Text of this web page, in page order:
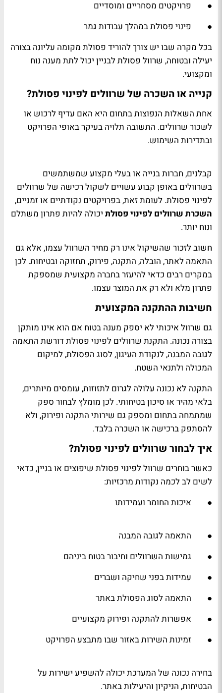
● פרויקטים מסחריים ומוסדיים
● פינוי פסולת במהלך עבודות גמר
בכל מקרה שבו יש צורך להוריד פסולת מקומה עליונה בצורה
יעילה ובטוחה, שרוול פסולת לבניין יכול לתת מענה נוח
ומקצועי.
קנייה או השכרה של שרוולים לפינוי פסולת?
אחת השאלות הנפוצות בתחום היא האם עדיף לרכוש או
לשכור שרוולים. התשובה תלויה בעיקר באופי הפרויקט
ובתדירות השימוש.
קבלנים, חברות בנייה או בעלי מקצוע שמשתמשים
בשרוולים באופן קבוע עשויים לשקול רכישה של שרוולים
לפינוי פסולת. לעומת זאת, בפרויקטים נקודתיים או זמניים,
השכרת שרוולים לפינוי פסולת יכולה להיות פתרון משתלם
ונוח יותר.
חשוב לזכור שהשיקול אינו רק מחיר השרוול עצמו, אלא גם
התאמה לאתר, הובלה, התקנה, פירוק, תחזוקה ובטיחות. לכן
במקרים רבים כדאי להיעזר בחברה מקצועית שמספקת
פתרון מלא ולא רק את המוצר עצמו.
חשיבות ההתקנה המקצועית
גם שרוול איכותי לא יספק מענה בטוח אם הוא אינו מותקן
בצורה נכונה. התקנת שרוולים לפינוי פסולת דורשת התאמה
לגובה המבנה, לנקודת העיגון, לסוג הפסולת, למיקום
המכולה ולתנאי השטח.
התקנה לא נכונה עלולה לגרום לתזוזות, עומסים מיותרים,
בלאי מהיר או סיכון בטיחותי. לכן מומלץ לבחור ספק
שמתמחה בתחום ומספק גם שירותי התקנה ופירוק, ולא
להסתפק ברכישה או השכרה בלבד.
איך לבחור שרוולים לפינוי פסולת?
כאשר בוחרים שרוול לפינוי פסולת שיפוצים או בניין, כדאי
לשים לב לכמה נקודות מרכזיות:
● איכות החומר ועמידותו
● התאמה לגובה המבנה
● גמישות השרוולים וחיבור בטוח ביניהם
● עמידות בפני שחיקה ושברים
● התאמה לסוג הפסולת באתר
● אפשרות להתקנה ופירוק מקצועיים
● זמינות השירות באזור שבו מתבצע הפרויקט
בחירה נכונה של המערכת יכולה להשפיע ישירות על
הבטיחות, הניקיון והיעילות באתר.